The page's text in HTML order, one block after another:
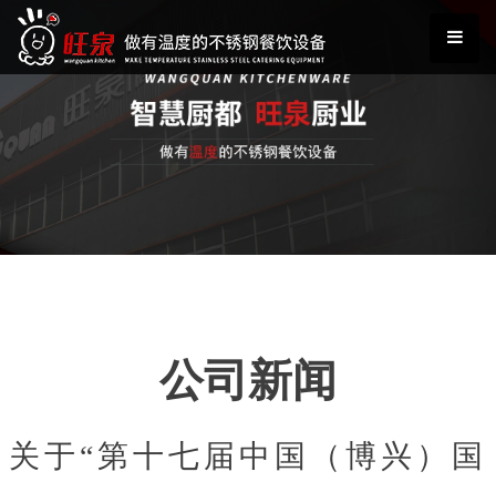
公司新闻
关于“第十七届中国（博兴）国